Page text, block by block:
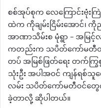
စစ်အုပ်စုက လေကြောင်းဗုံး
ထဲက ကိုချမ်းငြိမ်းအောင်
အာဏာသိမ်းစ မုံရွာ – အမြ
ကတည်းက သပိတ်ကော်မတီဝင်
တပ် အမြစ်ဖြတ်ရေး တက်က
သုံးဦး အပါအဝင် ကျန်ရစ်သူ
လမ်း သပိတ်ကော်မတီဝင်တွေ
ခဲ့တာလို့ ဆိုပါတယ်။